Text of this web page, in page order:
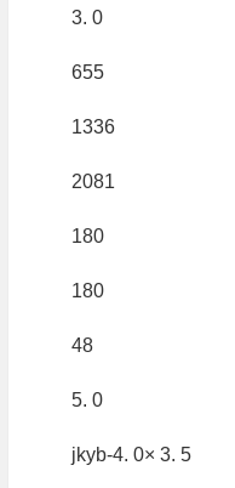
3. 0
655
1336
2081
180
180
48
5. 0
jkyb-4. 0× 3. 5